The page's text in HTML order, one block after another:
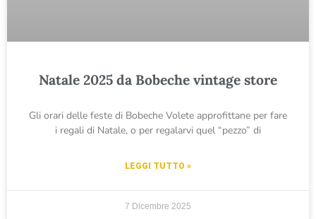
Natale 2025 da Bobeche vintage store
Gli orari delle feste di Bobeche Volete approfittane per fare
i regali di Natale, o per regalarvi quel “pezzo” di
LEGGI TUTTO »
7 Dicembre 2025